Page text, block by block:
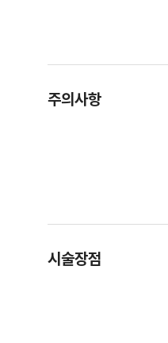
주의사항
시술장점